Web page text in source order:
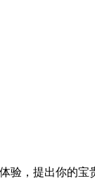
验，提出你的宝